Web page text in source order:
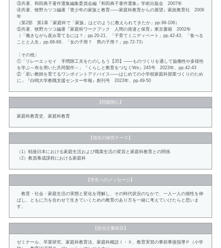
③共著、和田典子著作選集編集委員会編『和田典子著作選集』学術出版会 2007年
④共著、牧野カツコ編著『青少年の家族と教育――家庭科教育からの展望』家政教育社 2006
年
（第2部 第1章「家庭科で「家族」はどのように教えられてきたか」pp.99-106）
⑤共著、牧野カツコ編著『家庭科ワークブック 人間の発達と保育』東京書籍 2002年
（「働きながら産み育てるには？」pp.20-21、「子育てミニディベート」pp.42-43、「食べる
ことと人生」pp.68-69、「女の子用？ 男の子用？」pp.72-73）
〔その他〕
①「リレーエッセイ 手間隙工夫をたのしもう【35】――ものづくりを通して協働性や多様性
を学ぶ～布を用いた共同製作～」『くらしと教育をつなぐWe』245号 2023年、pp.42-43
②「若い教師を育てるワンポイントアドバイス――はじめての小学校家庭科授業づくりのため
に」『白鴎大学教職支援センター年報』創刊号 2023年、pp.49-50
【問題関心】
家庭科教育史、家庭科教育
【現在の研究テーマ】
（1）戦後日本における家庭生活および職業生活の変容と家庭科教育との関係
（2）教員養成課程における家庭科
【学生へのメッセージ】
教育・社会・家庭生活の実態と変化を理解し、その時代状況のなかで、一人一人の個性を伸
ばし、ともに力を合わせて生きていくための教育のあり方を一緒に考えていけたらと思いま
す。
【担当主要科目】
ゼミナール、卒業研究、家庭科教育法、家庭科概説Ⅰ・Ⅱ、教育実習の事前事後指導Ｐ（小学